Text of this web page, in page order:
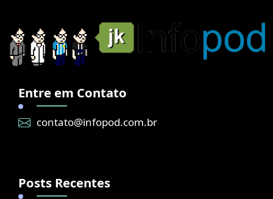
Entre em Contato
contato@infopod.com.br
Posts Recentes